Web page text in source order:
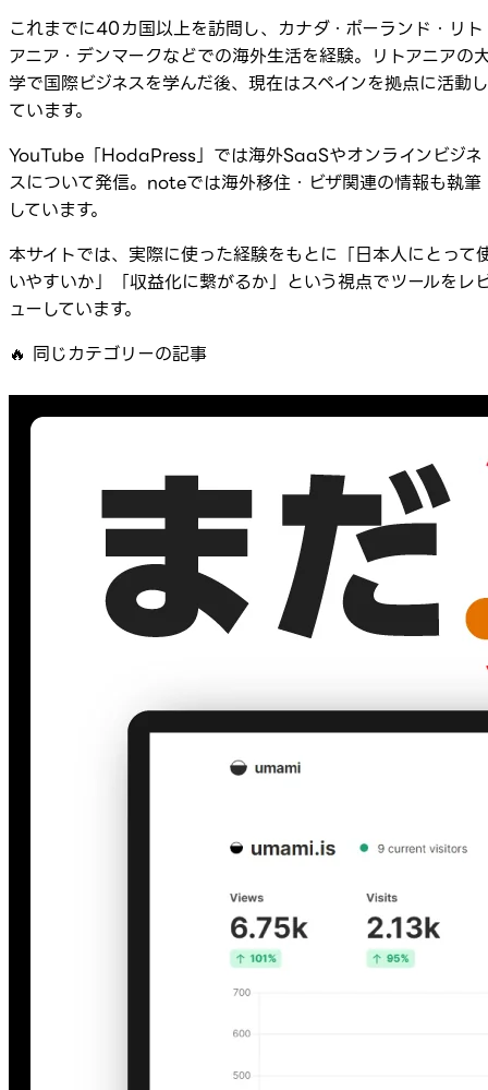
これまでに40カ国以上を訪問し、カナダ・ポーランド・リト
アニア・デンマークなどでの海外生活を経験。リトアニアの
学で国際ビジネスを学んだ後、現在はスペインを拠点に活動し
ています。
YouTube「HodaPress」では海外SaaSやオンラインビジネ
スについて発信。noteでは海外移住・ビザ関連の情報も執筆
しています。
本サイトでは、実際に使った経験をもとに「日本人にとって
いやすいか」「収益化に繋がるか」という視点でツールをレ
ューしています。
🔥 同じカテゴリーの記事